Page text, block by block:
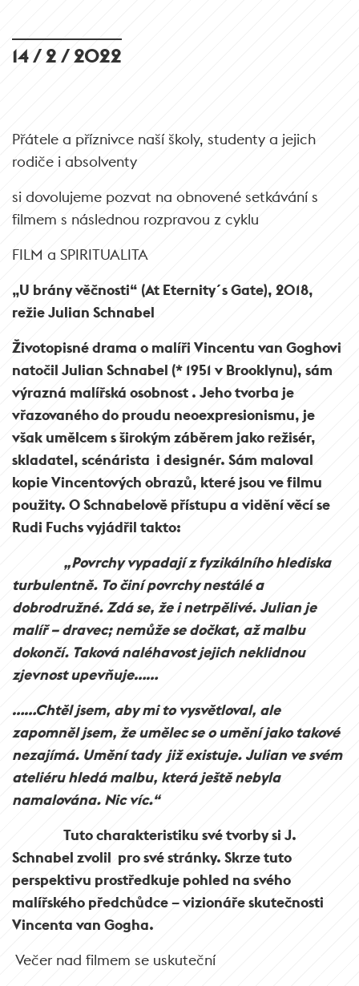
14 / 2 / 2022
Přátele a příznivce naší školy, studenty a jejich
rodiče i absolventy
si dovolujeme pozvat na obnovené setkávání s
filmem s následnou rozpravou z cyklu
FILM a SPIRITUALITA
„U brány věčnosti“ (At Eternity´s Gate), 2018,
režie Julian Schnabel
Životopisné drama o malíři Vincentu van Goghovi
natočil Julian Schnabel (* 1951 v Brooklynu), sám
výrazná malířská osobnost . Jeho tvorba je
vřazovaného do proudu neoexpresionismu, je
však umělcem s širokým záběrem jako režisér,
skladatel, scénárista i designér. Sám maloval
kopie Vincentových obrazů, které jsou ve filmu
použity. O Schnabelově přístupu a vidění věcí se
Rudi Fuchs vyjádřil takto:
„Povrchy vypadají z fyzikálního hlediska
turbulentně. To činí povrchy nestálé a
dobrodružné. Zdá se, že i netrpělivé. Julian je
malíř – dravec; nemůže se dočkat, až malbu
dokončí. Taková naléhavost jejich neklidnou
zjevnost upevňuje……
……Chtěl jsem, aby mi to vysvětloval, ale
zapomněl jsem, že umělec se o umění jako takové
nezajímá. Umění tady již existuje. Julian ve svém
ateliéru hledá malbu, která ještě nebyla
namalována. Nic víc.“
Tuto charakteristiku své tvorby si J.
Schnabel zvolil pro své stránky. Skrze tuto
perspektivu prostředkuje pohled na svého
malířského předchůdce – vizionáře skutečnosti
Vincenta van Gogha.
Večer nad filmem se uskuteční